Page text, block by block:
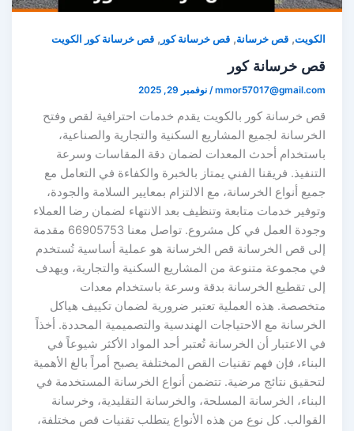
,قص خرسانة ,قص خرسانة كور,قص خرسانة كور الكويت
خرسانة كور
/نوفمبر 29, 2025
خرسانة كور بالكويت يقدم خدمات احترافية لقص وفتح
لجميع المشاريع السكنية والتجارية والصناعية،
أحدث المعدات لضمان دقة المقاسات وسرعة
فريقنا الفني يمتاز بالخبرة والكفاءة في التعامل مع
أنواع الخرسانة، مع الالتزام بمعايير السلامة والجودة،
خدمات متابعة وتنظيف بعد الانتهاء لضمان رضا العملاء
وجودة العمل في كل مشروع. تواصل معنا 66905753 مقدمة
قص الخرسانة قص الخرسانة هو عملية أساسية تُستخدم
مجموعة متنوعة من المشاريع السكنية والتجارية، ويهدف
تقطيع الخرسانة بدقة وسرعة باستخدام معدات
هذه العملية تعتبر ضرورية لضمان تكييف هياكل
مع الاحتياجات الهندسية والتصميمية المحددة. أخذاً
الاعتبار أن الخرسانة تُعتبر أحد المواد الأكثر شيوعاً في
فإن فهم تقنيات القص المختلفة يصبح أمراً بالغ الأهمية
نتائج مرضية. تتضمن أنواع الخرسانة المستخدمة في
الخرسانة المسلحة، والخرسانة التقليدية، وخرسانة
كل نوع من هذه الأنواع يتطلب تقنيات قص مختلفة،